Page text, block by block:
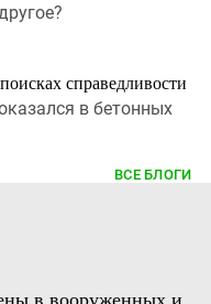
справедливости
в бетонных
ВСЕ БЛОГИ
в вооруженных и